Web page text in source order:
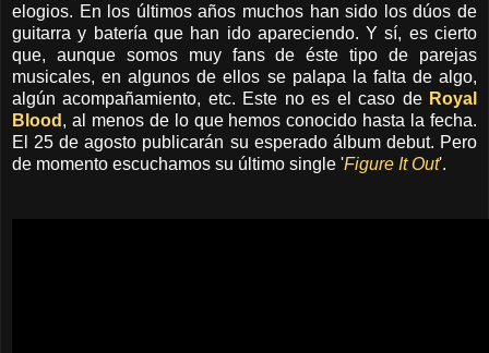
elogios. En los últimos años muchos han sido los dúos de
guitarra y batería que han ido apareciendo. Y sí, es cierto
que, aunque somos muy fans de éste tipo de parejas
musicales, en algunos de ellos se palapa la falta de algo,
algún acompañamiento, etc. Este no es el caso de Royal
Blood , al menos de lo que hemos conocido hasta la fecha.
El 25 de agosto publicarán su esperado álbum debut. Pero
de momento escuchamos su último single 'Figure It Out'.